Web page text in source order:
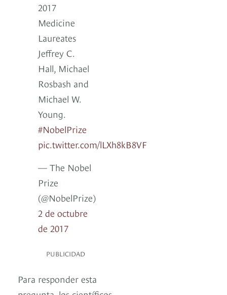
2017
Medicine
Laureates
Jeffrey C.
Hall, Michael
Rosbash and
Michael W.
Young.
#NobelPrize
pic.twitter.com/lLXh8kB8VF
— The Nobel
Prize
(@NobelPrize)
2 de octubre
de 2017
PUBLICIDAD
Para responder esta